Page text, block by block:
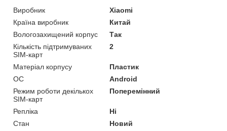
Виробник
Xiaomi
Країна виробник
Китай
Вологозахищений корпус
Так
Кількість підтримуваних
SIM-карт
2
Матеріал корпусу
Пластик
ОС
Android
Режим роботи декількох
SIM-карт
Поперемінний
Репліка
Ні
Стан
Новий